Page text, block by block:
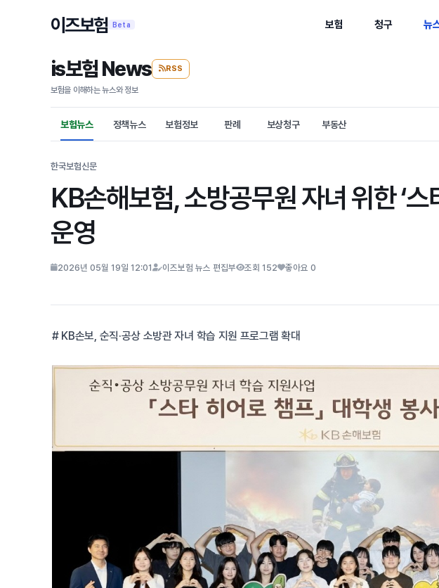
이즈보험 Beta 보험 청구 뉴
is보험 News RSS
보험을 이해하는 뉴스와 정보
보험뉴스 정책뉴스 보험정보 판례 보상청구 부동산
한국보험신문
KB손해보험, 소방공무원 자녀 위한 ‘스
운영
2026년 05월 19일 12:01 이즈보험 뉴스 편집부 조회 152 좋아요 0
# KB손보, 순직·공상 소방관 자녀 학습 지원 프로그램 확대